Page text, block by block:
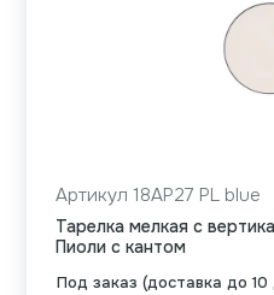
Под заказ (доставка до 10
Артикул 18AP27 PL blue
Тарелка мелкая с
Пиоли с кантом